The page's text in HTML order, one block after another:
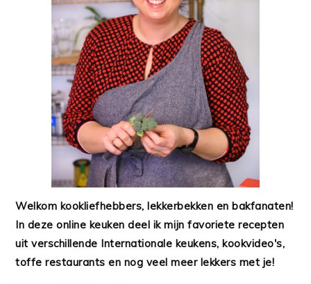
Welkom kookliefhebbers, lekkerbekken en bakfanaten!
In deze online keuken deel ik mijn favoriete recepten
uit verschillende Internationale keukens, kookvideo's,
toffe restaurants en nog veel meer lekkers met je!